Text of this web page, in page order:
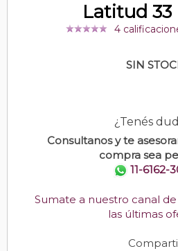
Latitud 33
4
SIN
¿Tenés
Consultanos y te
compra sea
11-6162-
Sumate a nuestro canal
las últimas